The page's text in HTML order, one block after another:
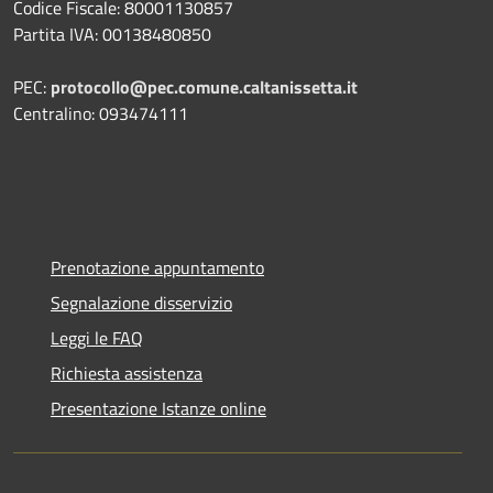
Codice Fiscale: 80001130857
Partita IVA: 00138480850
PEC: protocollo@pec.comune.caltanissetta.it
Centralino: 093474111
Prenotazione appuntamento
Segnalazione disservizio
Leggi le FAQ
Richiesta assistenza
Presentazione Istanze online